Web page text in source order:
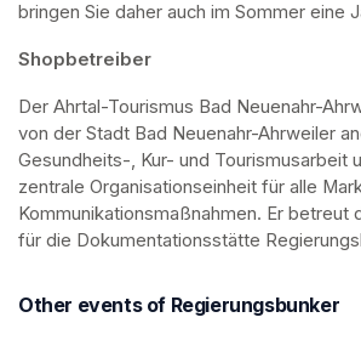
bringen Sie daher auch im Sommer eine
Shopbetreiber
Der Ahrtal-Tourismus Bad Neuenahr-
von der Stadt Bad Neuenahr-Ahrweiler
Gesundheits-, Kur- und Tourismusarbeit
zentrale Organisationseinheit für alle
Kommunikationsmaßnahmen. Er betreut
für die Dokumentationsstätte
Other events of Regierungsbunker